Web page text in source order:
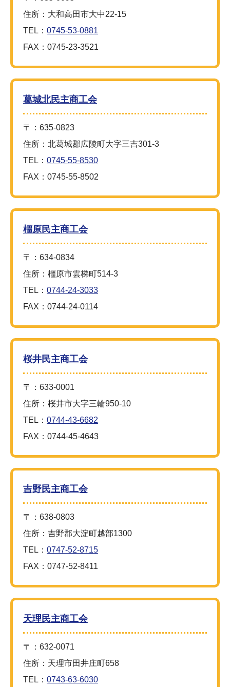
住所：大和高田市大中22-15
TEL： 0745-53-0881
FAX：0745-23-3521
葛城北民主商工会
〒：635-0823
住所：北葛城郡広陵町大字三吉301-3
TEL： 0745-55-8530
FAX：0745-55-8502
橿原民主商工会
〒：634-0834
住所：橿原市雲梯町514-3
TEL： 0744-24-3033
FAX：0744-24-0114
桜井民主商工会
〒：633-0001
住所：桜井市大字三輪950-10
TEL： 0744-43-6682
FAX：0744-45-4643
吉野民主商工会
〒：638-0803
住所：吉野郡大淀町越部1300
TEL： 0747-52-8715
FAX：0747-52-8411
天理民主商工会
〒：632-0071
住所：天理市田井庄町658
TEL： 0743-63-6030